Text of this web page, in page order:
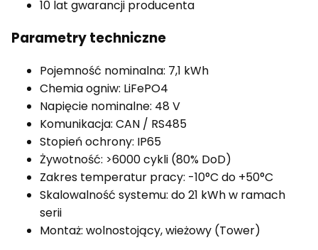
10 lat gwarancji producenta
Parametry techniczne
Pojemność nominalna: 7,1 kWh
Chemia ogniw: LiFePO4
Napięcie nominalne: 48 V
Komunikacja: CAN / RS485
Stopień ochrony: IP65
Żywotność: >6000 cykli (80% DoD)
Zakres temperatur pracy: -10°C do +50°C
Skalowalność systemu: do 21 kWh w ramach
serii
Montaż: wolnostojący, wieżowy (Tower)